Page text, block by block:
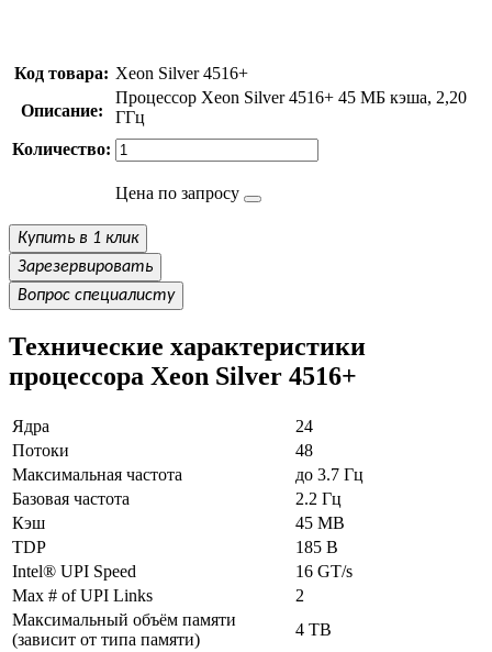
Код товара: Xeon Silver 4516+
Описание:
Процессор Xeon Silver 4516+ 45 МБ кэша, 2,20
ГГц
Количество:
Цена по запросу
Купить в 1 клик
Зарезервировать
Вопрос специалисту
Технические характеристики
процессора Xeon Silver 4516+
Ядра
24
Потоки
48
Максимальная частота
до 3.7 Гц
Базовая частота
2.2 Гц
Кэш
45 MB
TDP
185 В
Intel® UPI Speed
16 GT/s
Max # of UPI Links
2
Максимальный объём памяти
(зависит от типа памяти)
4 TB